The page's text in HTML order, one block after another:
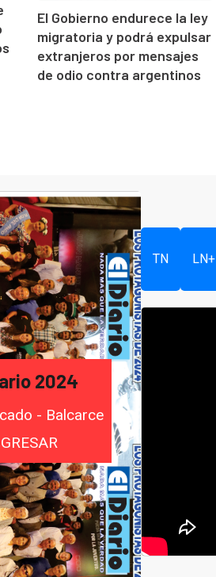
El Gobierno endurece la ley
migratoria y podrá expulsar
extranjeros por mensajes
de odio contra argentinos
2024
- Balcarce
TN LN+